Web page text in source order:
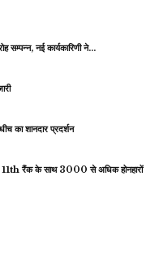
सम्पन्न, नई कार्यकारिणी ने…
का शानदार प्रदर्शन
रैंक के साथ 3000 से अधिक होनहारों